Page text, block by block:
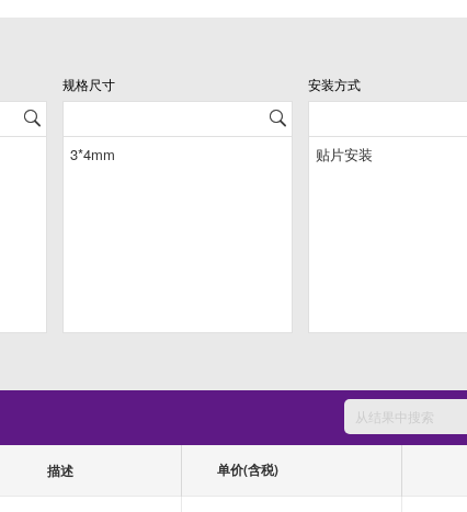
规格尺寸 安装方式
描述 单价(含税)